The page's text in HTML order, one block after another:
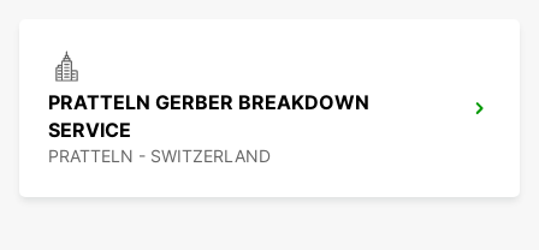
PRATTELN GERBER BREAKDOWN
SERVICE
PRATTELN - SWITZERLAND